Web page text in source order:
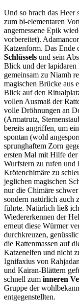
Und so brach das Heer
zum bi-elementaren
angemessene Epik
vorbereitet).
Katzenform. Das Ende
Schlüssels und sein
Blick und der
gemeinsam zu Niamh
magischen Brücke aus
Blick auf den
vollen Ausmaß der
volle Dröhnungen an
(Armatrutz,
bereits angriffen, um
spontan (wohl
sprunghaftem Zorn
ersten Mal mit Hilfe
Wurfstern zu rufen und
Krötenchimäre zu
jeglichen magischen
nur die Chimäre
sondern natürlich auch
führte. Natürlich ließ
Wiedererkennen der
erneut diese Würmer
durchkreuzen,
die Rattenmassen auf
Katzenelfen und nicht
Ignifaxius von
und Kairan-Blättern
schnell zum inneren
Gruppe der
entgegenstellten.